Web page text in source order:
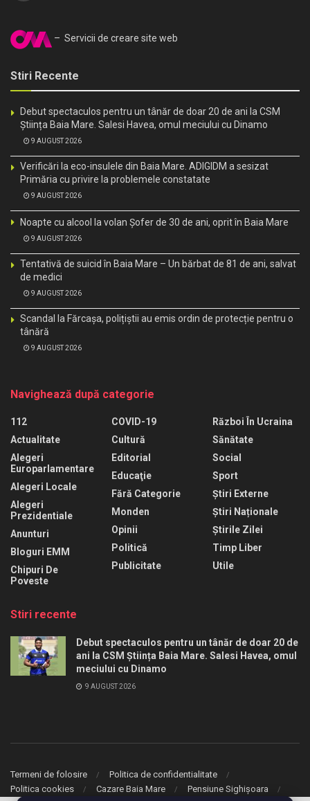
– Servicii de creare site web
Stiri Recente
Debut spectaculos pentru un tânăr de doar 20 de ani la CSM
Știința Baia Mare. Salesi Havea, omul meciului cu Dinamo
9 AUGUST 2026
Verificări la eco-insulele din Baia Mare. ADIGIDM a sesizat
Primăria cu privire la problemele constatate
9 AUGUST 2026
Noapte cu alcool la volan Șofer de 30 de ani, oprit în Baia Mare
9 AUGUST 2026
Tentativă de suicid în Baia Mare – Un bărbat de 81 de ani, salvat
de medici
9 AUGUST 2026
Scandal la Fărcașa, polițiștii au emis ordin de protecție pentru o
tânără
9 AUGUST 2026
Navighează după categorie
112
Actualitate
Alegeri
Europarlamentare
Alegeri Locale
Alegeri
Prezidentiale
Anunturi
Bloguri EMM
Chipuri De
Poveste
COVID-19
Cultură
Editorial
Educaţie
Fără Categorie
Monden
Opinii
Politică
Publicitate
Război În Ucraina
Sănătate
Social
Sport
Știri Externe
Știri Naționale
Știrile Zilei
Timp Liber
Utile
Stiri recente
Debut spectaculos pentru un tânăr de doar 20 de
ani la CSM Știința Baia Mare. Salesi Havea, omul
meciului cu Dinamo
9 AUGUST 2026
Termeni de folosire
Politica de confidentialitate
Politica cookies
Cazare Baia Mare Pensiune Sighișoara